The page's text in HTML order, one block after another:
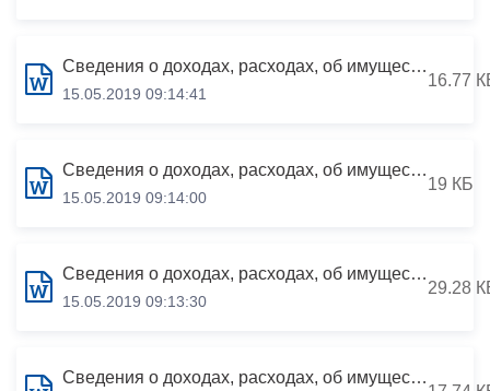
Сведения о доходах, расходах, об имуществе и обязательствах имущественного характера за период с 01.01.2018 по 31.12.2018
15.05.2019 09:14:41
16.77
Сведения о доходах, расходах, об имуществе и обязательствах имущественного характера за период с 01.01.2018 по 31.12.2018
15.05.2019 09:14:00
19 КБ
Сведения о доходах, расходах, об имуществе и обязательствах имущественного характера за период с 01.01.2018 по 31.12.2018
15.05.2019 09:13:30
29.28
Сведения о доходах, расходах, об имуществе и обязательствах имущественного характера за период с 01.01.2018 по 31.12.2018